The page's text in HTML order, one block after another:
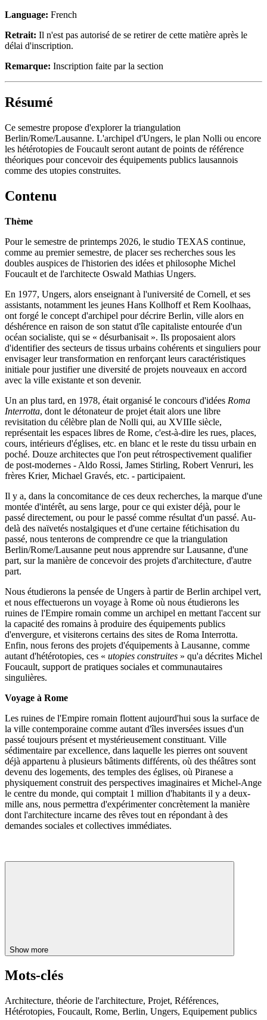
Language: French
Retrait: Il n'est pas autorisé de se retirer de cette matière après le
délai d'inscription.
Remarque: Inscription faite par la section
Résumé
Ce semestre propose d'explorer la triangulation
Berlin/Rome/Lausanne. L'archipel d'Ungers, le plan Nolli ou encore
les hétérotopies de Foucault seront autant de points de référence
théoriques pour concevoir des équipements publics lausannois
comme des utopies construites.
Contenu
Thème
Pour le semestre de printemps 2026, le studio TEXAS continue,
comme au premier semestre, de placer ses recherches sous les
doubles auspices de l'historien des idées et philosophe Michel
Foucault et de l'architecte Oswald Mathias Ungers.
En 1977, Ungers, alors enseignant à l'université de Cornell, et ses
assistants, notamment les jeunes Hans Kollhoff et Rem Koolhaas,
ont forgé le concept d'archipel pour décrire Berlin, ville alors en
déshérence en raison de son statut d'île capitaliste entourée d'un
océan socialiste, qui se « désurbanisait ». Ils proposaient alors
d'identifier des secteurs de tissus urbains cohérents et singuliers pour
envisager leur transformation en renforçant leurs caractéristiques
initiale pour justifier une diversité de projets nouveaux en accord
avec la ville existante et son devenir.
Un an plus tard, en 1978, était organisé le concours d'idées Roma
Interrotta, dont le détonateur de projet était alors une libre
revisitation du célèbre plan de Nolli qui, au XVIIIe siècle,
représentait les espaces libres de Rome, c'est-à-dire les rues, places,
cours, intérieurs d'églises, etc. en blanc et le reste du tissu urbain en
poché. Douze architectes que l'on peut rétrospectivement qualifier
de post-modernes - Aldo Rossi, James Stirling, Robert Venruri, les
frères Krier, Michael Gravés, etc. - participaient.
Il y a, dans la concomitance de ces deux recherches, la marque d'une
montée d'intérêt, au sens large, pour ce qui exister déjà, pour le
passé directement, ou pour le passé comme résultat d'un passé. Au-
delà des naïvetés nostalgiques et d'une certaine fétichisation du
passé, nous tenterons de comprendre ce que la triangulation
Berlin/Rome/Lausanne peut nous apprendre sur Lausanne, d'une
part, sur la manière de concevoir des projets d'architecture, d'autre
part.
Nous étudierons la pensée de Ungers à partir de Berlin archipel vert,
et nous effectuerons un voyage à Rome où nous étudierons les
ruines de l'Empire romain comme un archipel en mettant l'accent sur
la capacité des romains à produire des équipements publics
d'envergure, et visiterons certains des sites de Roma Interrotta.
Enfin, nous ferons des projets d'équipements à Lausanne, comme
autant d'hétérotopies, ces « utopies construites » qu'a décrites Michel
Foucault, support de pratiques sociales et communautaires
singulières.
Voyage à Rome
Les ruines de l'Empire romain flottent aujourd'hui sous la surface de
la ville contemporaine comme autant d'îles inversées issues d'un
passé toujours présent et mystérieusement constituant. Ville
sédimentaire par excellence, dans laquelle les pierres ont souvent
déjà appartenu à plusieurs bâtiments différents, où des théâtres sont
devenu des logements, des temples des églises, où Piranese a
physiquement construit des perspectives imaginaires et Michel-Ange
le centre du monde, qui comptait 1 million d'habitants il y a deux-
mille ans, nous permettra d'expérimenter concrètement la manière
dont l'architecture incarne des rêves tout en répondant à des
demandes sociales et collectives immédiates.
Show more
Mots-clés
Architecture, théorie de l'architecture, Projet, Références,
Hétérotopies, Foucault, Rome, Berlin, Ungers, Equipement publics